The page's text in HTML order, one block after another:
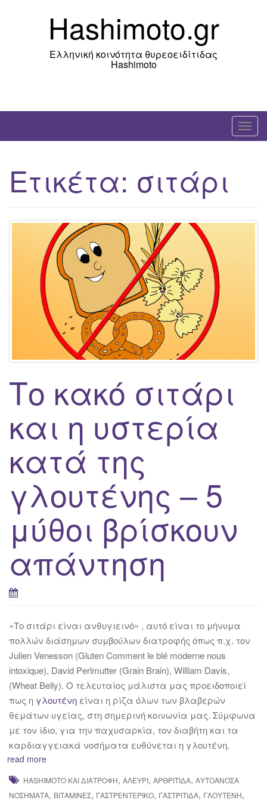
Hashimoto.gr
Ελληνική κοινότητα θυρεοειδίτιδας
Hashimoto
T
o
n
Ετικέτα: σιτάρι
Το κακό σιτάρι
και η υστερία
κατά της
γλουτένης – 5
μύθοι βρίσκουν
απάντηση
«Το σιτάρι είναι ανθυγιεινό» , αυτό είναι το μήνυμα
πολλών διάσημων συμβούλων διατροφής όπως π.χ. τον
Julien Venesson (Gluten Comment le blé moderne nous
intoxique), David Perlmutter (Grain Brain), William Davis,
(Wheat Belly). Ο τελευταίος μάλιστα μας προειδοποιεί
πως η γλουτένη είναι η ρίζα όλων των βλαβερών
θεμάτων υγείας, στη σημερινή κοινωνία μας. Σύμφωνα
με τον ίδιο, για την παχυσαρκία, τον διαβήτη και τα
καρδιαγγειακά νοσήματα ευθύνεται η γλουτένη.
read more
HASHIMOTO ΚΑΙ ΔΙΑΤΡΟΦΉ, ΑΛΕΎΡΙ, ΑΡΘΡΊΤΙΔΑ, ΑΥΤΟΆΝΟΣΑ
ΝΟΣΉΜΑΤΑ, ΒΙΤΑΜΊΝΕΣ, ΓΑΣΤΡΕΝΤΕΡΙΚΌ, ΓΑΣΤΡΊΤΙΔΑ, ΓΛΟΥΤΈΝΗ,